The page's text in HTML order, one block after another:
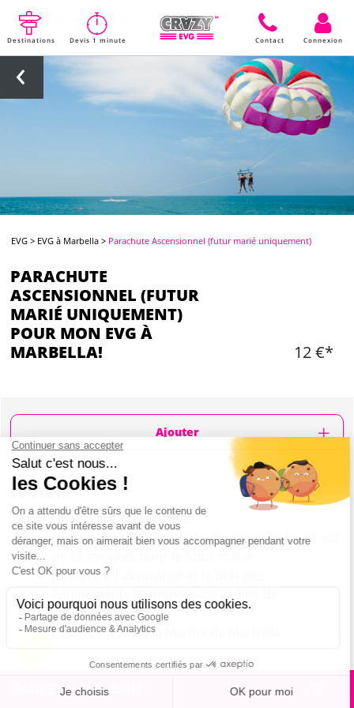
Destinations Devis 1 minute Contact Connexion
EVG > EVG à Marbella > Parachute Ascensionnel (futur marié uniquement)
PARACHUTE
ASCENSIONNEL (FUTUR
MARIÉ UNIQUEMENT)
POUR MON EVG À
MARBELLA!
12 €*
Ajouter
CONTENU
Un briefing de sécurité
Une session de parachute ascensionnel avec vol
L'essence, l'assurance et le prêt des
équipements (Combinaison et gilet de
sauvetage)
L'activité a lieu à la Marina de Marbella
PARACHUTE ASCENSIONNEL (FUTUR MARIÉ
Mon EVG à Marbella